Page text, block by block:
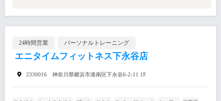
24時間営業 パーソナルトレーニング
エニタイムフィットネス下永谷店
2330016 神奈川県横浜市港南区下永谷6-2-11 1F